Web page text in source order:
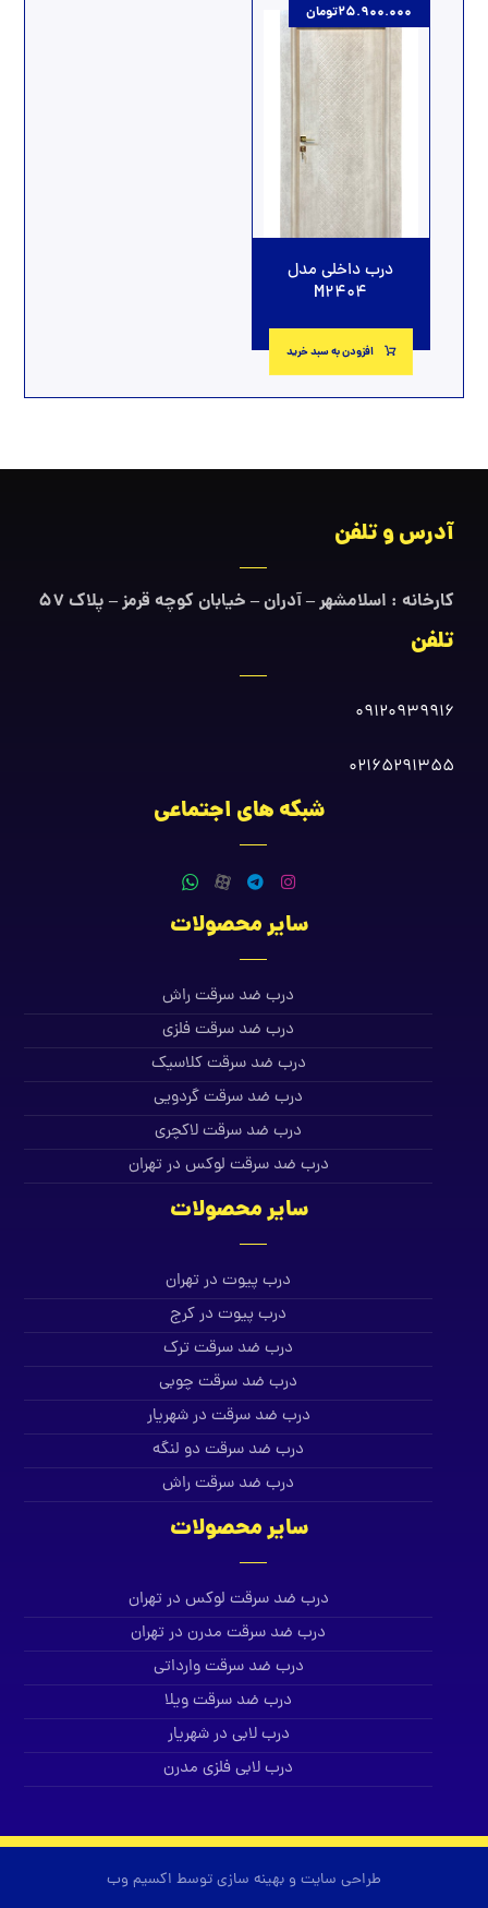
درب داخلی مدل
M2404
25.900.000تومان
افزودن به سبد خرید
آدرس و تلفن
کارخانه : اسلامشهر – آدران – خیابان کوچه قرمز – پلاک ۵۷
تلفن
09120939916
02165291355
شبکه های اجتماعی
سایر محصولات
درب ضد سرقت راش
درب ضد سرقت فلزی
درب ضد سرقت کلاسیک
درب ضد سرقت گردویی
درب ضد سرقت لاکچری
درب ضد سرقت لوکس در تهران
سایر محصولات
درب پیوت در تهران
درب پیوت در کرج
درب ضد سرقت ترک
درب ضد سرقت چوبی
درب ضد سرقت در شهریار
درب ضد سرقت دو لنگه
درب ضد سرقت راش
سایر محصولات
درب ضد سرقت لوکس در تهران
درب ضد سرقت مدرن در تهران
درب ضد سرقت وارداتی
درب ضد سرقت ویلا
درب لابی در شهریار
درب لابی فلزی مدرن
طراحی سایت و بهینه سازی توسط اکسیم وب